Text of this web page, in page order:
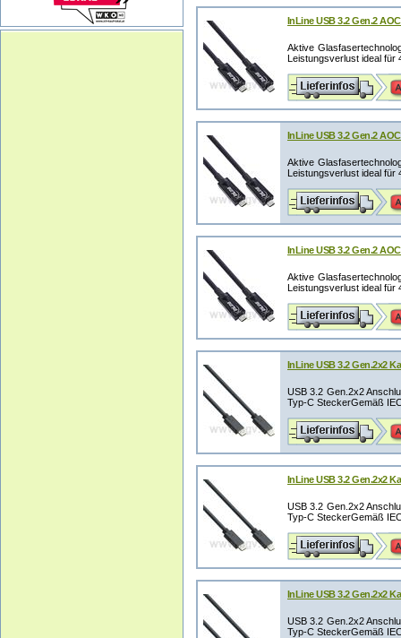
InLine USB 3.2 Gen.2
Aktive
Leistungsverlust ideal für
InLine USB 3.2 Gen.2
Aktive
Leistungsverlust ideal für
InLine USB 3.2 Gen.2
Aktive
Leistungsverlust ideal für
InLine USB 3.2 Gen.2x2
USB 3.2 Gen.2x2
Typ-C SteckerGemäß
InLine USB 3.2 Gen.2x2
USB 3.2 Gen.2x2
Typ-C SteckerGemäß
InLine USB 3.2 Gen.2x2
USB 3.2 Gen.2x2
Typ-C SteckerGemäß